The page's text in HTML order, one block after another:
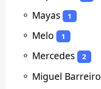
⚬ Mayas 1
⚬ Melo 1
⚬ Mercedes 2
⚬ Miguel Barreiro